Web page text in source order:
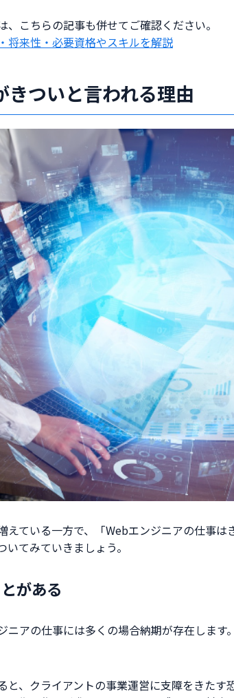
こちらの記事も併せてご確認ください。
将来性・必要資格やスキルを解説
ついと言われる理由
えている一方で、「Webエンジニアの仕事
てみていきましょう。
がある
ニアの仕事には多くの場合納期が存在しま
と、クライアントの事業運営に支障をきた